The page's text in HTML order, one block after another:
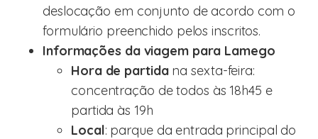
deslocação em conjunto de acordo com o
formulário preenchido pelos inscritos.
Informações da viagem para Lamego
Hora de partidana sexta-feira:
concentração de todos às 18h45 e
partida às 19h
Local: parque da entrada principal do